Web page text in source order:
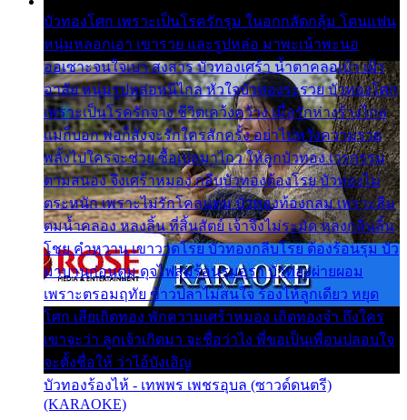
บัวทองโศก เพราะเป็นโรครักรุม ในอกกลัดกลุ้ม โดนแฟน
หนุ่มหลอกเอา เขารวย และรูปหล่อ มาพะเน้าพะนอ
ออเซาะจนใจเบา สงสาร บัวทองเศร้า น้ำตาคลอเบ้า เฝ้า
อาลัย หนุ่มรูปหล่อหนีไกล หัวใจบัวทองระรวย บัวทองโศก
เพราะเป็นโรครักจาง ชีวิตเคว้งคว้าง เมื่อรักห่างร้างไกล
แม่ก็บอก พ่อก็สั่งจะรักใครสักครั้ง อย่าไปหวังความรวย
พลั้งไปใครจะช่วย ซื้อเปลมาไกว ให้ลูกบัวทอง เวรกรรม
ตามสนอง จึงเศร้าหมอง กลีบบัวทองต้องโรย บัวทองไม่
ตระหนัก เพราะไม่รักโคลนตม บัวทองท้องกลม เพราะลืม
ตมน้ำคลอง หลงลิ้น ที่สิ้นสัตย์ เจ้าจึงไม่ระมัด หลงกลิ่นลิ้น
โชย คำหวาน เขาวาดโรย บัวทองกลีบโรย ต้องร้อนรุม บัว
มาบานก่อนตูม ดุจไฟสุมร้อนรุมอุรา บัวทองผ่ายผอม
เพราะตรอมฤทัย ข้าวปลาไม่สนใจ ร้องไห้ลูกเดียว หยุด
โศก เสียเถิดทอง พักความเศร้าหมอง เถิดทองจ๋า ถึงใคร
เขาจะว่า ลูกเจ้าเกิดมา จะชื่อว่าไง พี่ขอเป็นเพื่อนปลอบใจ
จะตั้งชื่อให้ ว่าไอ้บังเอิญ
บัวทองร้องไห้ - เทพพร เพชรอุบล (ซาวด์ดนตรี)
(KARAOKE)